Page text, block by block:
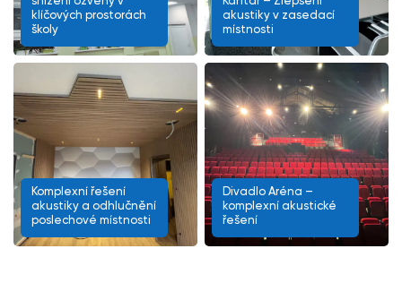
klíčových prostorách
školy
akustiky v zasedací
místnosti
Komplexní řešení
akustiky a odhlučnění
poslechové místnosti
Divadlo Aréna –
komplexní akustické
řešení